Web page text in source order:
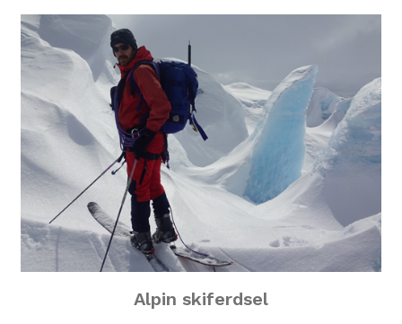
Alpin skiferdsel